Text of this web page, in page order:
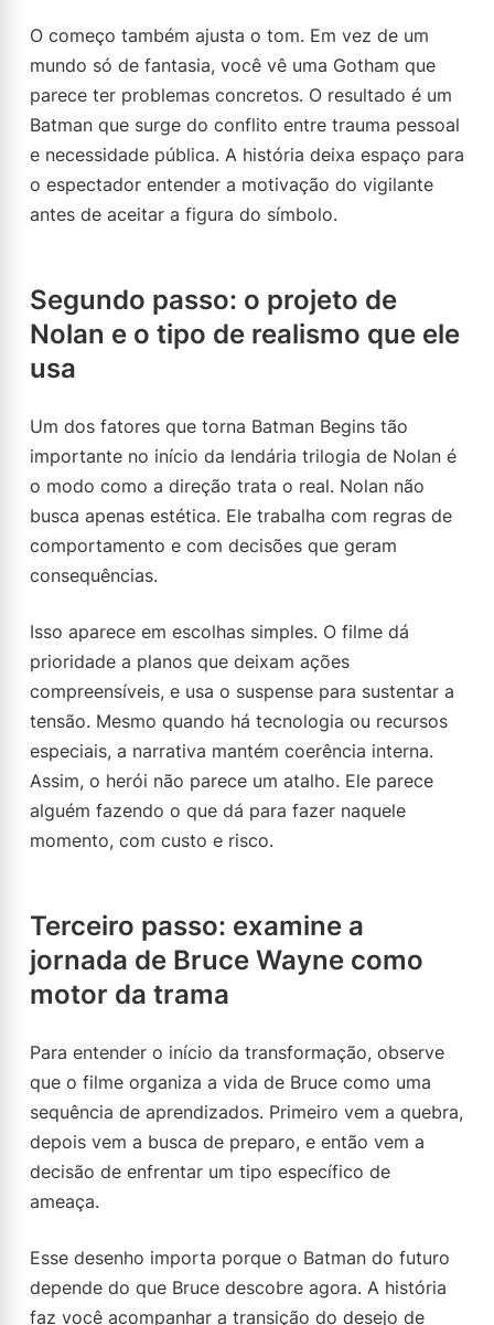
O começo também ajusta o tom. Em vez de um
mundo só de fantasia, você vê uma Gotham que
parece ter problemas concretos. O resultado é um
Batman que surge do conflito entre trauma pessoal
e necessidade pública. A história deixa espaço para
o espectador entender a motivação do vigilante
antes de aceitar a figura do símbolo.
Segundo passo: o projeto de
Nolan e o tipo de realismo que ele
usa
Um dos fatores que torna Batman Begins tão
importante no início da lendária trilogia de Nolan é
o modo como a direção trata o real. Nolan não
busca apenas estética. Ele trabalha com regras de
comportamento e com decisões que geram
consequências.
Isso aparece em escolhas simples. O filme dá
prioridade a planos que deixam ações
compreensíveis, e usa o suspense para sustentar a
tensão. Mesmo quando há tecnologia ou recursos
especiais, a narrativa mantém coerência interna.
Assim, o herói não parece um atalho. Ele parece
alguém fazendo o que dá para fazer naquele
momento, com custo e risco.
Terceiro passo: examine a
jornada de Bruce Wayne como
motor da trama
Para entender o início da transformação, observe
que o filme organiza a vida de Bruce como uma
sequência de aprendizados. Primeiro vem a quebra,
depois vem a busca de preparo, e então vem a
decisão de enfrentar um tipo específico de
ameaça.
Esse desenho importa porque o Batman do futuro
depende do que Bruce descobre agora. A história
faz você acompanhar a transição do desejo de